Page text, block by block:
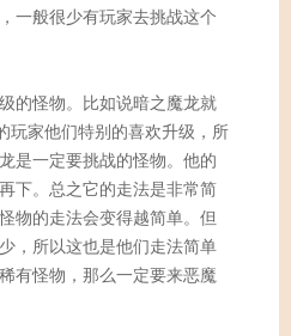
一般很少有玩家去挑战这个
的怪物。比如说暗之魔龙就
玩家他们特别的喜欢升级，所
是一定要挑战的怪物。他的
下。总之它的走法是非常简
物的走法会变得越简单。但
，所以这也是他们走法简单
有怪物，那么一定要来恶魔